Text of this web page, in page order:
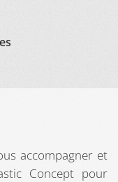
accompagner et
Concept pour